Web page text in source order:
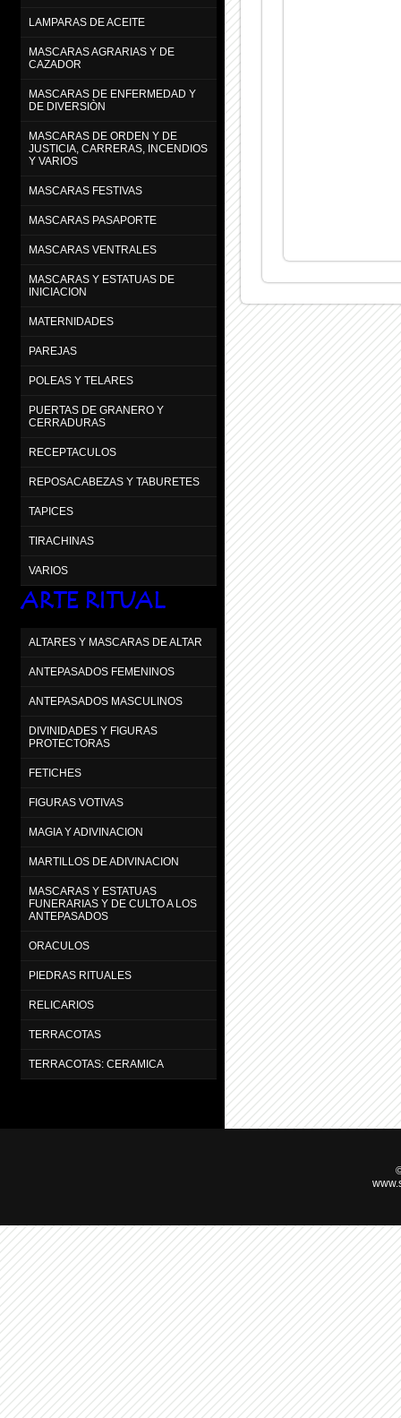
LAMPARAS DE ACEITE
MASCARAS AGRARIAS Y DE
CAZADOR
MASCARAS DE ENFERMEDAD Y
DE DIVERSIÒN
MASCARAS DE ORDEN Y DE
JUSTICIA, CARRERAS, INCENDIOS
Y VARIOS
MASCARAS FESTIVAS
MASCARAS PASAPORTE
MASCARAS VENTRALES
MASCARAS Y ESTATUAS DE
INICIACION
MATERNIDADES
PAREJAS
POLEAS Y TELARES
PUERTAS DE GRANERO Y
CERRADURAS
RECEPTACULOS
REPOSACABEZAS Y TABURETES
TAPICES
TIRACHINAS
VARIOS
ARTE RITUAL
ALTARES Y MASCARAS DE ALTAR
ANTEPASADOS FEMENINOS
ANTEPASADOS MASCULINOS
DIVINIDADES Y FIGURAS
PROTECTORAS
FETICHES
FIGURAS VOTIVAS
MAGIA Y ADIVINACION
MARTILLOS DE ADIVINACION
MASCARAS Y ESTATUAS
FUNERARIAS Y DE CULTO A LOS
ANTEPASADOS
ORACULOS
PIEDRAS RITUALES
RELICARIOS
TERRACOTAS
TERRACOTAS: CERAMICA